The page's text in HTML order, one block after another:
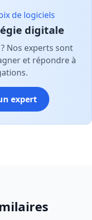
de logiciels
digitale
Nos experts sont
et répondre à
expert